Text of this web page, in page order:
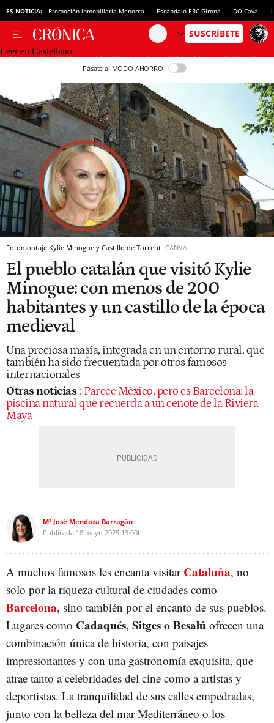
ES NOTICIA: Promoción inmobiliaria Menorca Escándalo ERC Girona DO Cava
Leer en Castellano
Pásate al MODO AHORRO
Fotomontaje Kylie Minogue y Castillo de Torrent CANVA
El pueblo catalán que visitó Kylie
Minogue: con menos de 200
habitantes y un castillo de la época
medieval
Una preciosa masía, integrada en un entorno rural, que
también ha sido frecuentada por otros famosos
internacionales
Otras noticias : Parece México, pero es Barcelona: la
piscina natural que recuerda a un cenote de la Riviera
Maya
Mª José Mendoza Barragán
Publicada 18 mayo 2025 13:00h
A muchos famosos les encanta visitar Cataluña, no
solo por la riqueza cultural de ciudades como
Barcelona, sino también por el encanto de sus pueblos.
Lugares como Cadaqués, Sitges o Besalú ofrecen una
combinación única de historia, con paisajes
impresionantes y con una gastronomía exquisita, que
atrae tanto a celebridades del cine como a artistas y
deportistas. La tranquilidad de sus calles empedradas,
junto con la belleza del mar Mediterráneo o los